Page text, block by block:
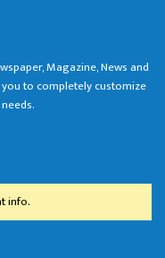
Magazine, News and
to completely customize
info.